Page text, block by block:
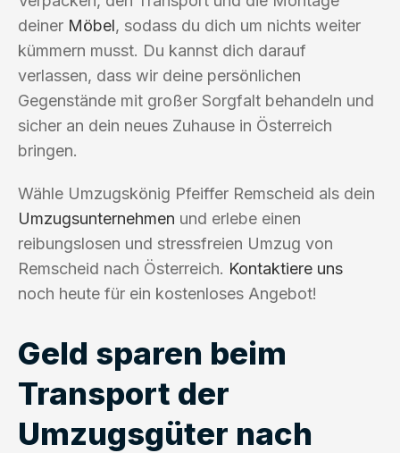
deiner Möbel, sodass du dich um nichts weiter
kümmern musst. Du kannst dich darauf
verlassen, dass wir deine persönlichen
Gegenstände mit großer Sorgfalt behandeln und
sicher an dein neues Zuhause in Österreich
bringen.
Wähle Umzugskönig Pfeiffer Remscheid als dein
Umzugsunternehmen und erlebe einen
reibungslosen und stressfreien Umzug von
Remscheid nach Österreich. Kontaktiere uns
noch heute für ein kostenloses Angebot!
Geld sparen beim
Transport der
Umzugsgüter nach